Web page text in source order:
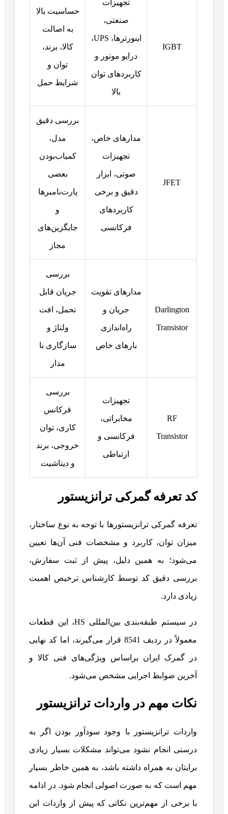
IGBT
تجهیزات
صنعتی،
اینورترها، UPS،
درایو موتور و
کاربردهای توان
بالا
حساسیت بالا
به اصالت
کالا، برند،
توان و
شرایط حمل
JFET
مدارهای خاص،
تجهیزات
صوتی، ابزار
دقیق و برخی
کاربردهای
فرکانسی
بررسی دقیق
مدل،
کمیاب‌بودن
بعضی
پارت‌نامبرها
و
جایگزین‌های
مجاز
Darlington
Transistor
مدارهای تقویت
جریان و
راه‌اندازی
بارهای خاص
بررسی
جریان قابل
تحمل، افت
ولتاژ و
سازگاری با
مدار
RF
Transistor
تجهیزات
مخابراتی،
فرکانسی و
ارتباطی
بررسی
فرکانس
کاری، توان
خروجی، برند
و دیتاشیت
کد تعرفه گمرکی ترانزیستور
تعرفه گمرکی ترانزیستورها با توجه به نوع ساختار،
میزان توان، کاربرد و مشخصات فنی آن‌ها تعیین
می‌شود؛ به همین دلیل، پیش از ثبت سفارش،
بررسی دقیق کد توسط کارشناس ترخیص اهمیت
زیادی دارد.
در سیستم طبقه‌بندی بین‌المللی HS، این قطعات
معمولاً در ردیف 8541 قرار می‌گیرند، اما کد نهایی
در گمرک ایران براساس ویژگی‌های فنی کالا و
آخرین ضوابط اجرایی مشخص می‌شود.
نکات مهم در واردات ترانزیستور
واردات ترانزیستور با وجود سودآور بودن اگر به
درستی انجام نشود می‌تواند مشکلات بسیار زیادی
برایتان به همراه داشته باشد، به همین خاطر بسیار
مهم است که به صورت اصولی انجام شود. در ادامه
با برخی از مهم‌ترین نکاتی که پیش از واردات این